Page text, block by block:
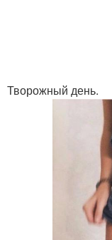
Творожный день.